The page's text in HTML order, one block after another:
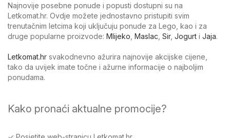
Najnovije posebne ponude i popusti dostupni su na
Letkomat.hr. Ovdje možete jednostavno pristupiti svim
trenutačnim letcima koji uključuju ponude za Lego, kao i za
druge popularne proizvode: Mlijeko Maslac Sir, Jogurt i Jaja.
Letkomat.hr svakodnevno ažurira najnovije akcijske cijene,
tako da uvijek imate točne i ažurne informacije o najboljim
ponudama.
Kako pronaći aktualne promocije?